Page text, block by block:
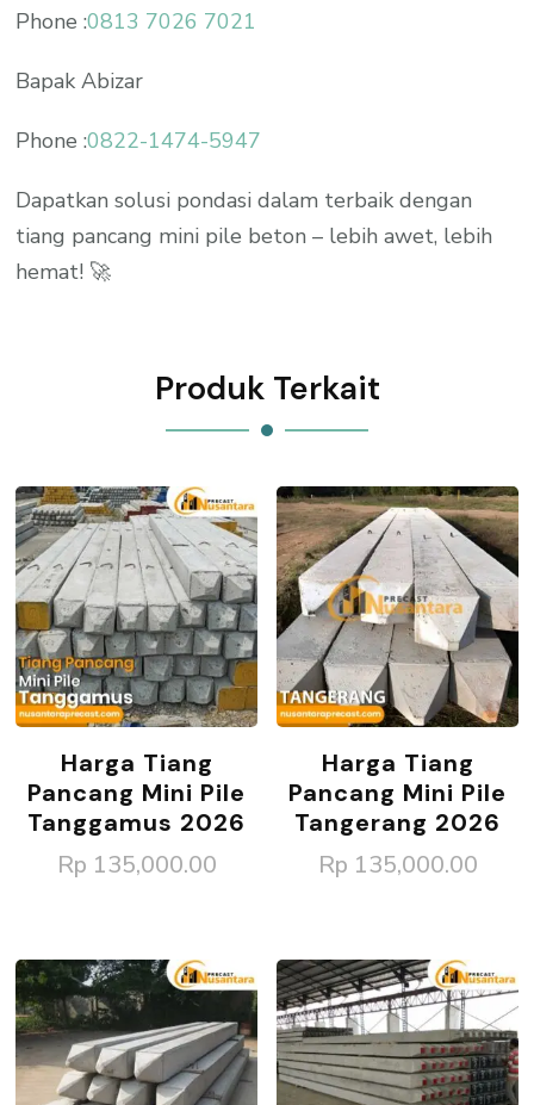
Phone :0813 7026 7021
Bapak Abizar
Phone :0822-1474-5947
Dapatkan solusi pondasi dalam terbaik dengan
tiang pancang mini pile beton – lebih awet, lebih
hemat! 🚀
Produk Terkait
Harga Tiang
Pancang Mini Pile
Tanggamus 2026
Rp 135,000.00
Harga Tiang
Pancang Mini Pile
Tangerang 2026
Rp 135,000.00